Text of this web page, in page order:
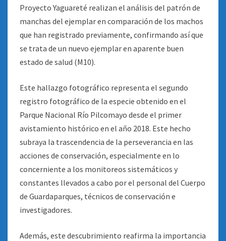
Proyecto Yaguareté realizan el análisis del patrón de
manchas del ejemplar en comparación de los machos
que han registrado previamente, confirmando así que
se trata de un nuevo ejemplar en aparente buen
estado de salud (M10).
Este hallazgo fotográfico representa el segundo
registro fotográfico de la especie obtenido en el
Parque Nacional Río Pilcomayo desde el primer
avistamiento histórico en el año 2018. Este hecho
subraya la trascendencia de la perseverancia en las
acciones de conservación, especialmente en lo
concerniente a los monitoreos sistemáticos y
constantes llevados a cabo por el personal del Cuerpo
de Guardaparques, técnicos de conservación e
investigadores.
Además, este descubrimiento reafirma la importancia